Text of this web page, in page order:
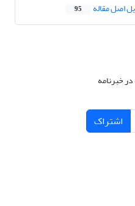
اصل مقاله 95
خبرنامه
اشتراک